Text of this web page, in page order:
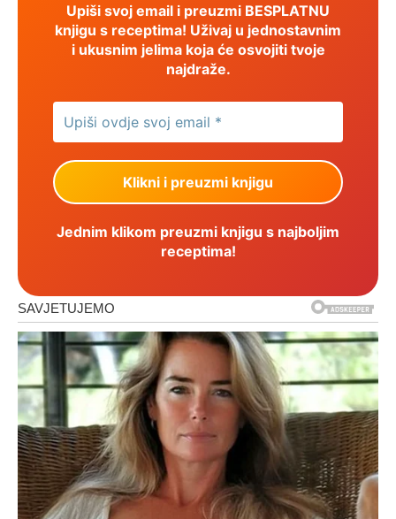
Upiši svoj email i preuzmi BESPLATNU
knjigu s receptima! Uživaj u jednostavnim
i ukusnim jelima koja će osvojiti tvoje
najdraže.
Jednim klikom preuzmi knjigu s najboljim
receptima!